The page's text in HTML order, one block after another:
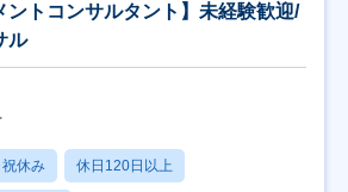
ントコンサルタント】未経験歓迎/
ル
休み 休日120日以上